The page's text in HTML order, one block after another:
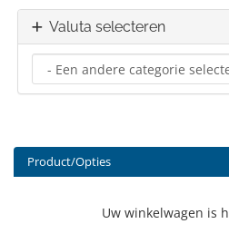
Valuta selecteren
Product/Opties
Uw winkelwagen is